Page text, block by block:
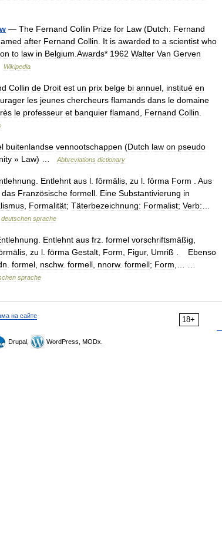
— The Fernand Collin Prize for Law (Dutch: Fernand
after Fernand Collin It is awarded to a scientist who
to law in Belgium Awards* 1962 Walter Van Gerven
Wikipedia
Collin de Droit est un prix belge bi annuel institué en
les jeunes chercheurs flamands dans le domaine
le professeur et banquier flamand Fernand Collin
buitenlandse vennootschappen (Dutch law on pseudo
» Law) … Abbreviations dictionary
Entlehnt aus l fōrmālis zu l fōrma Form
Aus
das Französische formell Eine Substantivierung in
Formalität; Täterbezeichnung: Formalist; Verb:
deutschen sprache
Entlehnt aus frz formel vorschriftsmäßig
zu l fōrma Gestalt Form Figur, Umriß
Ebenso
formel nschw. formell nnorw. formell; Form
sprache
18+
на сайте
Drupal, WordPress, MODx.